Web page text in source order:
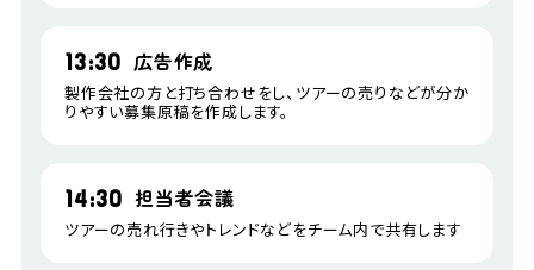
13:30 広告作成
製作会社の方と打ち合わせをし、ツアーの売りなどが分か
りやすい募集原稿を作成します。
14:30 担当者会議
ツアーの売れ行きやトレンドなどをチーム内で共有します